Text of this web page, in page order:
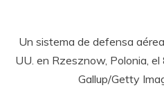
Un sistema de defensa
UU. en Rzesznow, Polonia,
Gallup/Getty